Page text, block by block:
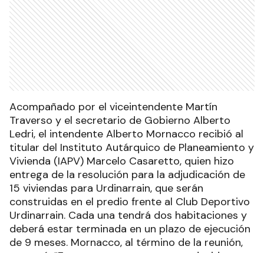
POLICIALES
Se realizó una importante
obra de reparaciones en un
edificio escolar de
Urdinarrain
URDINARRAIN
Los Bomberos Voluntarios de
Urdinarrain incorporaron una
nueva unidad
URDINARRAIN